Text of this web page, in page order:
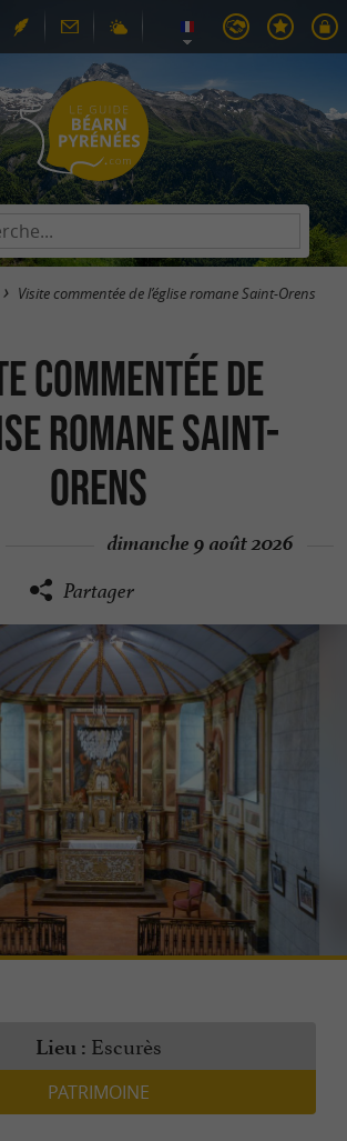
Visite commentée de l’église romane Saint-Orens
commentée de
romane Saint-
Orens
dimanche 9 août 2026
Partager
Lieu : Escurès
PATRIMOINE